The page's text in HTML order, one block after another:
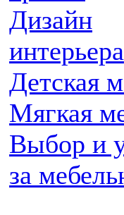
Дизайн
интерьера
Детская
Мягкая
Выбор и
за